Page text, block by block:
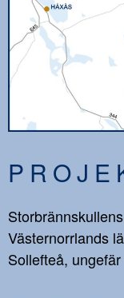
Västernorrlands
Sollefteå,